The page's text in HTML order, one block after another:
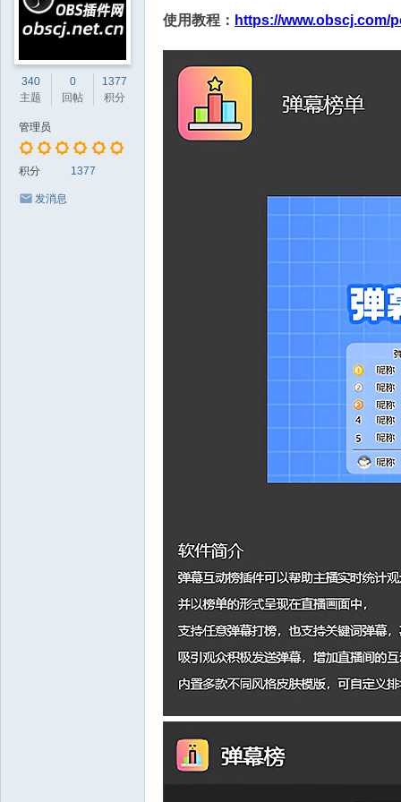
340
主题
0
回帖
1377
积分
管理员
积分 1377
发消息
使用教程： https://www.obscj.com/